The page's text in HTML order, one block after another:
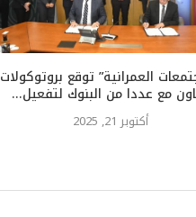
العمرانية” توقع بروتوكولات
مع عددا من البنوك لتفعيل...
أكتوبر 21, 2025